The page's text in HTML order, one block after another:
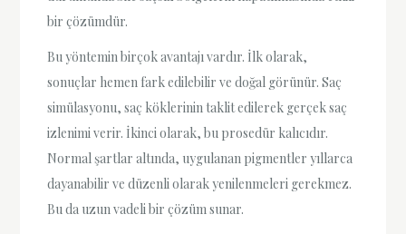
bir çözümdür.
Bu yöntemin birçok avantajı vardır. İlk olarak,
sonuçlar hemen fark edilebilir ve doğal görünür. Saç
simülasyonu, saç köklerinin taklit edilerek gerçek saç
izlenimi verir. İkinci olarak, bu prosedür kalıcıdır.
Normal şartlar altında, uygulanan pigmentler yıllarca
dayanabilir ve düzenli olarak yenilenmeleri gerekmez.
Bu da uzun vadeli bir çözüm sunar.